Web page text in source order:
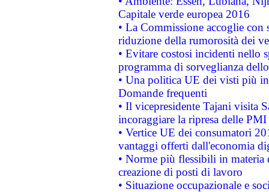
Capitale verde europea 2016
• La Commissione accoglie
riduzione della rumorosità dei
• Evitare costosi incidenti nello
programma di sorveglianza
• Una politica UE dei visti più
Domande frequenti
• Il vicepresidente Tajani visita
incoraggiare la ripresa delle
• Vertice UE dei consumatori
vantaggi offerti dall'economia
• Norme più flessibili in materia
creazione di posti di lavoro
• Situazione occupazionale e